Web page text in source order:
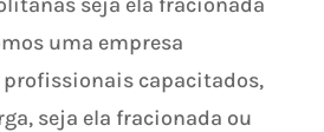
uma empresa
profissionais capacitados,
seja ela fracionada ou